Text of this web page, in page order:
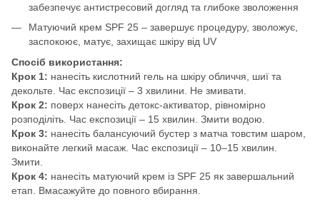
забезпечує антистресовий догляд та глибоке зволоження
Матуючий крем SPF 25 – завершує процедуру, зволожує,
заспокоює, матує, захищає шкіру від UV
Спосіб використання:
Крок 1: нанесіть кислотний гель на шкіру обличчя, шиї та
декольте. Час експозиції – 3 хвилини. Не змивати.
Крок 2: поверх нанесіть детокс-активатор, рівномірно
розподіліть. Час експозиції – 15 хвилин. Змити водою.
Крок 3: нанесіть балансуючий бустер з матча товстим шаром,
виконайте легкий масаж. Час експозиції – 10–15 хвилин.
Змити.
Крок 4: нанесіть матуючий крем із SPF 25 як завершальний
етап. Вмасажуйте до повного вбирання.